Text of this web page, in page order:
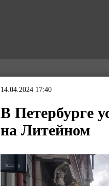
14.04.2024 17:40
В Петербурге
на Литейном